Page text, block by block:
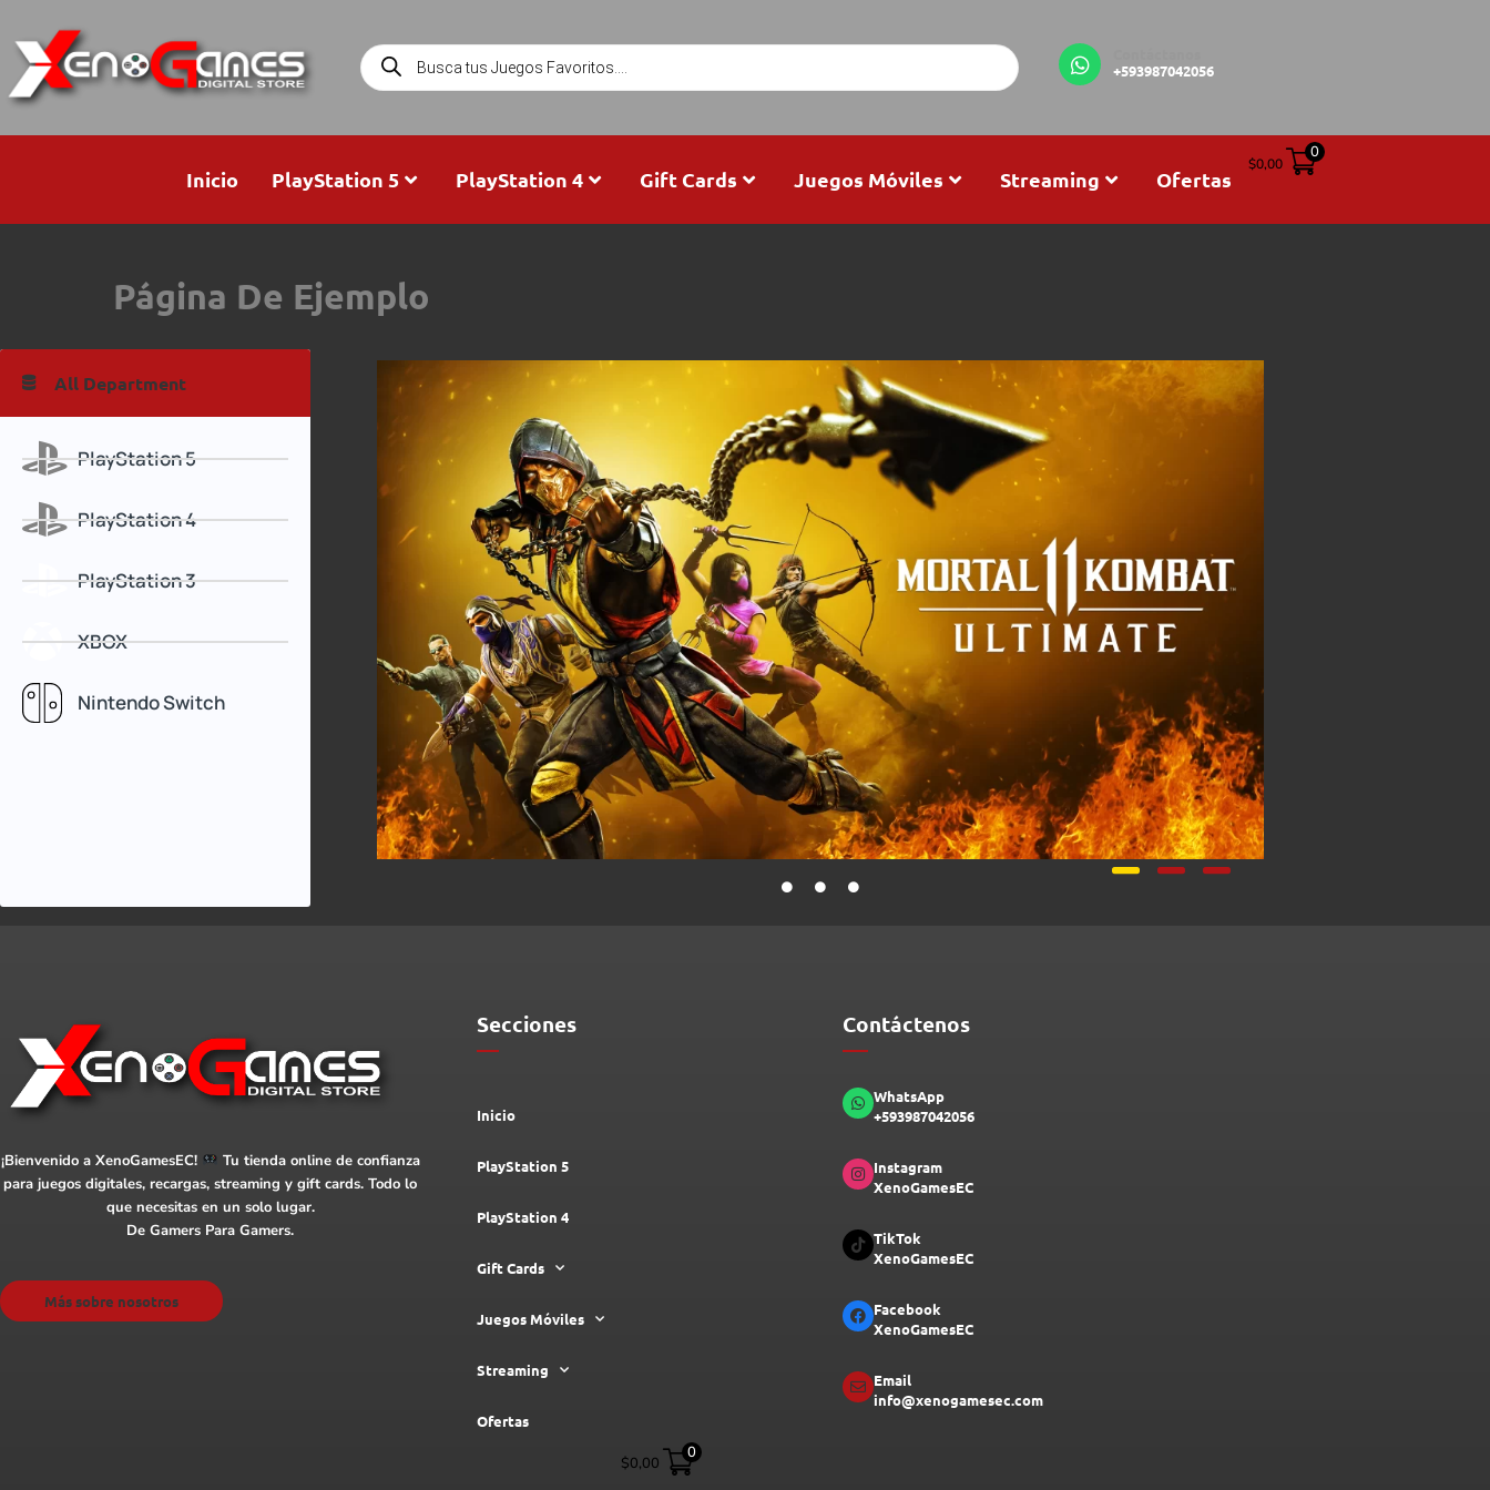
+593987042056
Inicio PlayStation 5 PlayStation 4 Gift Cards Juegos Móviles Streaming Ofertas
$0,00
0
Página De Ejemplo
All Department
PlayStation 5
PlayStation 4
PlayStation 3
XBOX
Nintendo Switch
¡Bienvenido a XenoGamesEC!
Tu tienda online de confianza
para juegos digitales, recargas, streaming y gift cards. Todo lo
que necesitas en un solo lugar.
De Gamers Para Gamers.
Más sobre nosotros
Secciones
Inicio
PlayStation 5
PlayStation 4
Gift Cards
Juegos Móviles
Streaming
Ofertas
$0,00
0
Contáctenos
WhatsApp
+593987042056
Instagram
XenoGamesEC
TikTok
XenoGamesEC
Facebook
XenoGamesEC
Email
info@xenogamesec.com